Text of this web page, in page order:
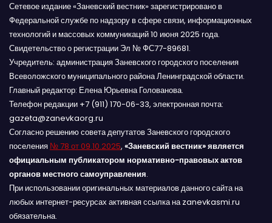
Сетевое издание «Заневский вестник» зарегистрировано в
Федеральной службе по надзору в сфере связи, информационных
технологий и массовых коммуникаций 10 июня 2025 года.
Свидетельство о регистрации Эл № ФС77-89681.
Учредитель: администрация Заневского городского поселения
Всеволожского муниципального района Ленинградской области.
Главный редактор: Елена Юрьевна Голованова.
Телефон редакции +7 (911) 170-06-33, электронная почта:
gazeta@zanevkaorg.ru
Согласно решению совета депутатов Заневского городского
поселения № 78 от 09.10.2025, «Заневский вестник» является
официальным публикатором нормативно-правовых актов
органов местного самоуправления.
При использовании оригинальных материалов данного сайта на
любых интернет-ресурсах активная ссылка на zanevkasmi.ru
обязательна.